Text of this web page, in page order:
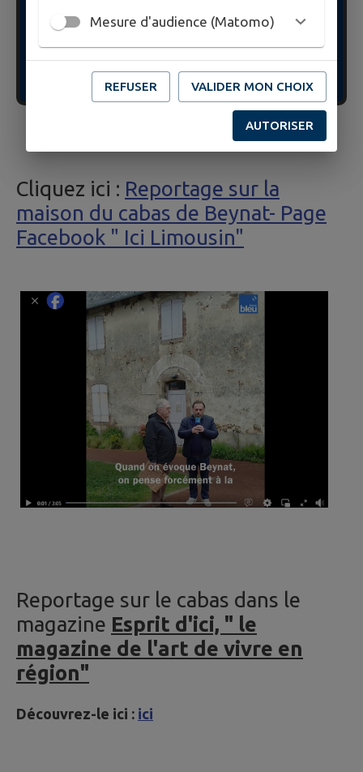
Cliquez ici : Reportage sur la
maison du cabas de Beynat- Page
Facebook " Ici Limousin"
Reportage sur le cabas dans le
magazine Esprit d'ici, " le
magazine de l'art de vivre en
région"
Découvrez-le ici : ici
Mesure d'audience (Matomo)
REFUSER VALIDER MON CHOIX
AUTORISER